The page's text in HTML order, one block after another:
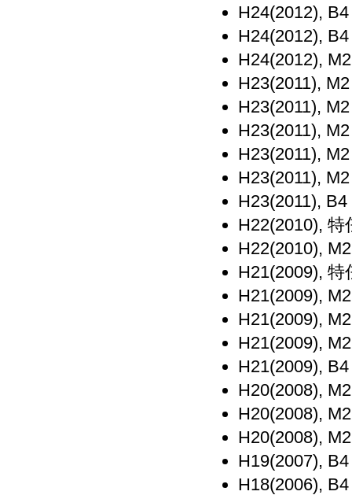
H24(2012),
H24(2012),
H24(2012),
H23(2011),
H23(2011),
H23(2011),
H23(2011),
H23(2011),
H23(2011), B4
H22(2010),
H22(2010),
H21(2009),
H21(2009),
H21(2009),
H21(2009),
H21(2009),
H20(2008),
H20(2008),
H20(2008),
H19(2007),
H18(2006),